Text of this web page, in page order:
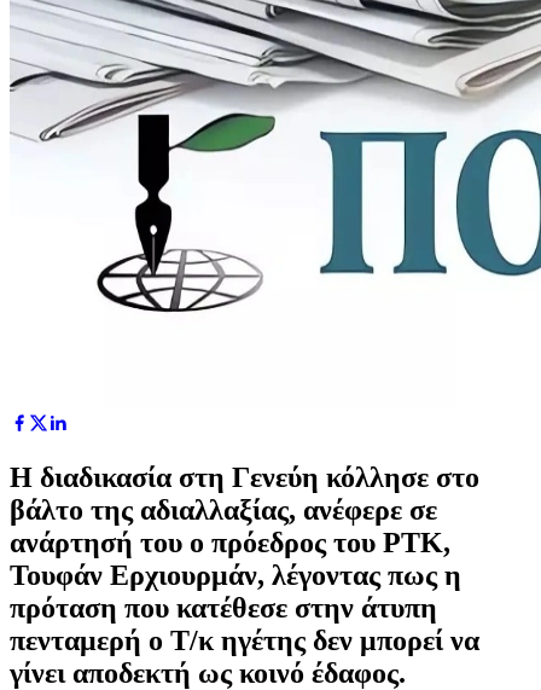
Η διαδικασία στη Γενεύη κόλλησε στο
βάλτο της αδιαλλαξίας, ανέφερε σε
ανάρτησή του ο πρόεδρος του ΡΤΚ,
Τουφάν Ερχιουρμάν, λέγοντας πως η
πρόταση που κατέθεσε στην άτυπη
πενταμερή ο Τ/κ ηγέτης δεν μπορεί να
γίνει αποδεκτή ως κοινό έδαφος.